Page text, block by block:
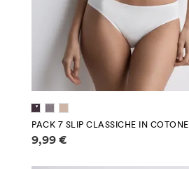
PACK 7 SLIP CLASSICHE IN COTONE
Informazioni sui prezzi
9,99 €